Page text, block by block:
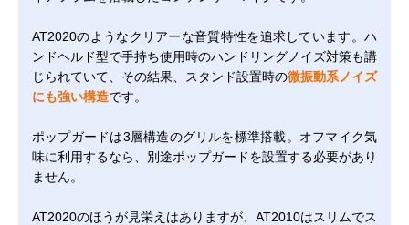
AT2020のようなクリアーな音質特性を追求しています。ハ
ンドヘルド型で手持ち使用時のハンドリングノイズ対策も講
じられていて、その結果、スタンド設置時の微振動系ノイズ
にも強い構造です。
ポップガードは3層構造のグリルを標準搭載。オフマイク気
味に利用するなら、別途ポップガードを設置する必要があり
ません。
AT2020のほうが見栄えはありますが、AT2010はスリムでス